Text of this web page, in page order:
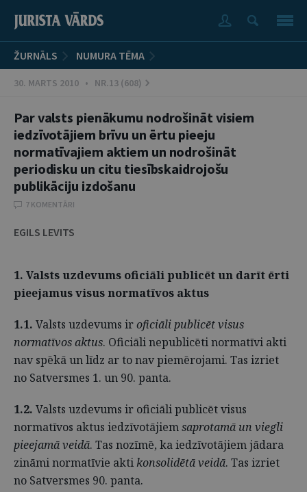
ŽURNĀLS NUMURA TĒMA
30. MARTS 2010 • NR.13 (608)
Par valsts pienākumu nodrošināt visiem
iedzīvotājiem brīvu un ērtu pieeju
normatīvajiem aktiem un nodrošināt
periodisku un citu tiesībskaidrojošu
publikāciju izdošanu
7 KOMENTĀRI
EGILS LEVITS
1. Valsts uzdevums oficiāli publicēt un darīt ērti
pieejamus visus normatīvos aktus
1.1. Valsts uzdevums iroficiāli publicēt visus
normatīvos aktus. Oficiāli nepublicēti normatīvi akti
nav spēkā un līdz ar to nav piemērojami. Tas izriet
no Satversmes 1. un 90. panta.
1.2. Valsts uzdevums ir oficiāli publicēt visus
normatīvos aktus iedzīvotājiemsaprotamā un viegli
pieejamā veidā. Tas nozīmē, ka iedzīvotājiem jādara
zināmi normatīvie aktikonsolidētā veidā. Tas izriet
no Satversmes 90. panta.